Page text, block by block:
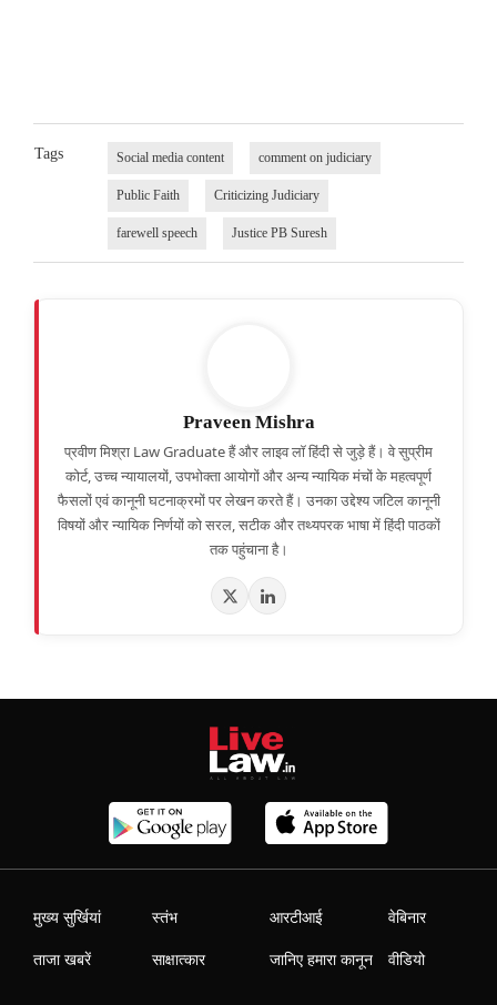
Tags Social media content comment on judiciary
Public Faith Criticizing Judiciary
farewell speech Justice PB Suresh
Praveen Mishra
प्रवीण मिश्रा Law Graduate हैं और लाइव लॉ हिंदी से जुड़े हैं। वे सुप्रीम
कोर्ट, उच्च न्यायालयों, उपभोक्ता आयोगों और अन्य न्यायिक मंचों के महत्वपूर्ण
फैसलों एवं कानूनी घटनाक्रमों पर लेखन करते हैं। उनका उद्देश्य जटिल कानूनी
विषयों और न्यायिक निर्णयों को सरल, सटीक और तथ्यपरक भाषा में हिंदी पाठकों
तक पहुंचाना है।
मुख्य सुर्खियां
ताजा खबरें
स्तंभ
साक्षात्कार
आरटीआई
जानिए हमारा कानून
वेबिनार
वीडियो